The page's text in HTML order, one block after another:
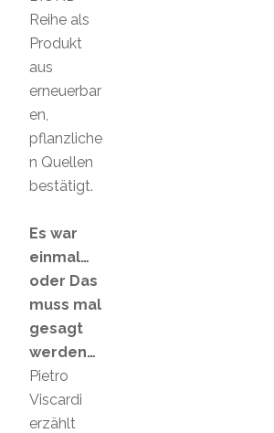
Reihe als
Produkt
aus
erneuerbar
en,
pflanzliche
n Quellen
bestätigt.
Es war
einmal…
oder Das
muss mal
gesagt
werden…
Pietro
Viscardi
erzählt